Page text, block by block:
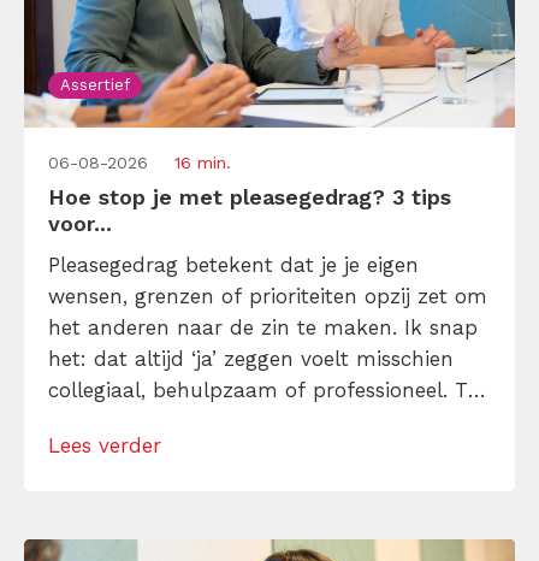
Assertief
06-08-2026 16 min.
Hoe stop je met pleasegedrag? 3 tips
voor...
Pleasegedrag betekent dat je je eigen
wensen, grenzen of prioriteiten opzij zet om
het anderen naar de zin te maken. Ik snap
het: dat altijd ‘ja’ zeggen voelt misschien
collegiaal, behulpzaam of professioneel. Tot
andermans prioriteiten en je eigen werk
[…]
Lees verder